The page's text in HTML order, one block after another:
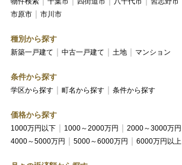
市原市
市川市
種別から探す
新築一戸建て 中古一戸建て 土地 マンション
条件から探す
学区から探す 町名から探す 条件から探す
価格から探す
1000万円以下 1000～2000万円 2000～3000万円
4000～5000万円
5000～6000万円 6000万円以上